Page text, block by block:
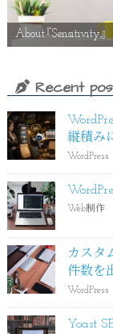
About『Sensitivity』
Recent
縦積み
WordPress
Web制作
カスタ
件数を
WordPress
Yoast